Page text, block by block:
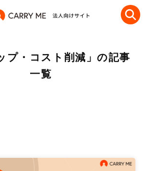
プ・コスト削減」の記事
一覧